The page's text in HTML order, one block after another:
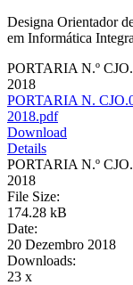
Designa Orientador
em Informática
PORTARIA N.º
2018
PORTARIA N.
2018.pdf
Download
Details
PORTARIA N.º
2018
File Size:
174.28 kB
Date:
20 Dezembro 2018
Downloads:
23 x